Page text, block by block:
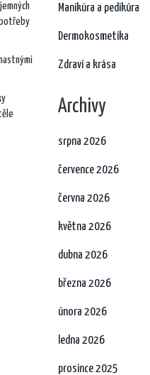
Manikúra a pedikúra
Dermokosmetika
Zdraví a krása
Archivy
srpna 2026
července 2026
června 2026
května 2026
dubna 2026
března 2026
února 2026
ledna 2026
prosince 2025